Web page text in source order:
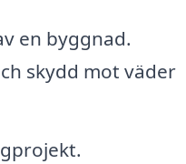
en byggnad.
skydd mot väder